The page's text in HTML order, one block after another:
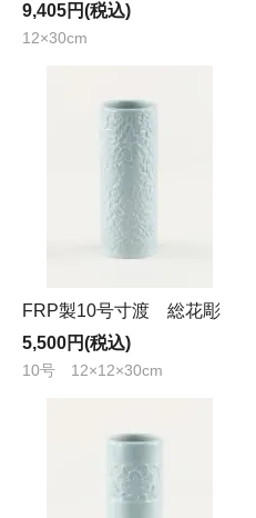
9,405円(税込)
12×30cm
FRP製10号寸渡 総花彫
5,500円(税込)
10号 12×12×30cm